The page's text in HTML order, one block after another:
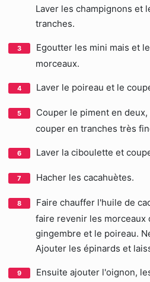
Laver les champignons et
tranches.
Egoutter les mini mais et
morceaux.
Laver le poireau et le
Couper le piment en
couper en tranches très
Laver la ciboulette et
Hacher les cacahuètes.
Faire chauffer l'huile de
faire revenir les morceaux
gingembre et le poireau.
Ajouter les épinards et
Ensuite ajouter l'oignon,